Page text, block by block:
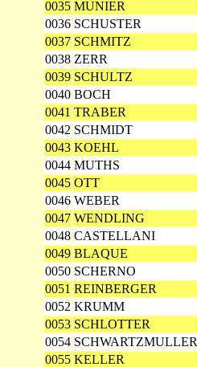
0035 MUNIER
0036 SCHUSTER
0037 SCHMITZ
0038 ZERR
0039 SCHULTZ
0040 BOCH
0041 TRABER
0042 SCHMIDT
0043 KOEHL
0044 MUTHS
0045 OTT
0046 WEBER
0047 WENDLING
0048 CASTELLANI
0049 BLAQUE
0050 SCHERNO
0051 REINBERGER
0052 KRUMM
0053 SCHLOTTER
0054 SCHWARTZMULLER
0055 KELLER